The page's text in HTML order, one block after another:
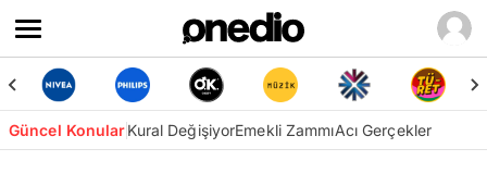
Güncel KonularKural DeğişiyorEmekli ZammıAcı Gerçekler